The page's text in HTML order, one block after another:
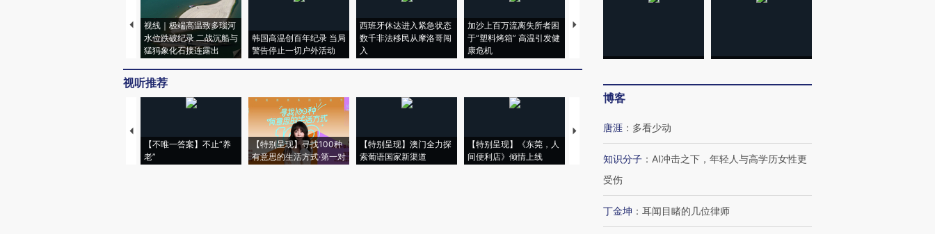
视线｜极端高温致多瑙河
水位跌破纪录 二战沉船与
猛犸象化石接连露出
韩国高温创百年纪录 当局
警告停止一切户外活动
西班牙休达进入紧急状态
数千非法移民从摩洛哥闯
入
加沙上百万流离失所者困
于“塑料烤箱” 高温引发健
康危机
视线｜HYROX的吸金
视听推荐
【不唯一答案】不止“养
老”
【特别呈现】寻找100种
有意思的生活方式·第一对
【特别呈现】澳门全力探
索葡语国家新渠道
【特别呈现】《东莞，人
间便利店》倾情上线
【推广】走进第四届链博
会，让数智科技“链”接产
【特别呈现】寻找100种
有意思的生活方式·第三对
CFO：不靠规模取胜，华
住三大增长引擎是什么？
博客
唐涯 ： 多看少动
知识分子 ： AI冲击之下，年轻人与高学历女性更
受伤
丁金坤 ： 耳闻目睹的几位律师